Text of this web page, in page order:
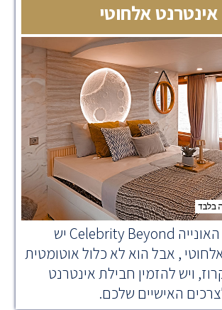
אינטרנט אלחוטי
בכל שטח האונייה Celebrity Beyond יש
, אבל הוא לא כלול אוטומטית
ויש להזמין חבילת אינטרנט
האישיים שלכם.